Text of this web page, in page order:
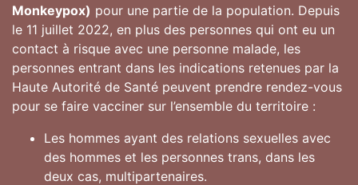
Monkeypox) pour une partie de la population. Depuis
le 11 juillet 2022, en plus des personnes qui ont eu un
contact à risque avec une personne malade, les
personnes entrant dans les indications retenues par la
Haute Autorité de Santé peuvent prendre rendez-vous
pour se faire vacciner sur l’ensemble du territoire :
Les hommes ayant des relations sexuelles avec
des hommes et les personnes trans, dans les
deux cas, multipartenaires.